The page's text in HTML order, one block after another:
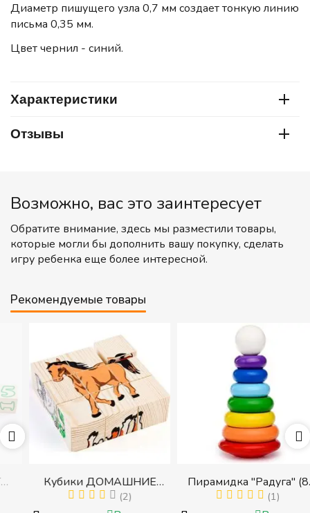
Диаметр пишущего узла 0,7 мм создает тонкую линию
письма 0,35 мм.
Цвет чернил - синий.
Характеристики
Отзывы
Возможно, вас это заинтересует
Обратите внимание, здесь мы разместили товары,
которые могли бы дополнить вашу покупку, сделать
игру ребенка еще более интересной.
Рекомендуемые товары
Кубики ДОМАШНИЕ
ЖИВОТНЫЕ (Томик)
(2)
Пирамидка "Радуга" (8
деталей) (Пирамидка
(1)